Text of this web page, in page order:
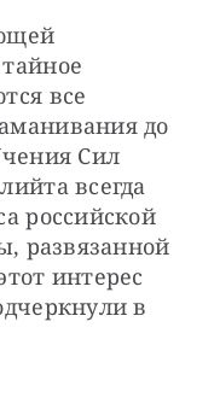
все
до
Сил
всегда
российской
развязанной
интерес
в